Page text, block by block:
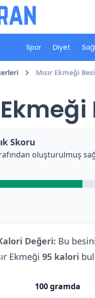
Spor Diyet
Mısır Ekmeği
Skoru
oluşturulmuş
Değeri: Bu
Ekmeği 95 kalori
100 gramda